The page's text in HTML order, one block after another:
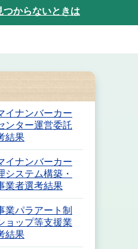
つからないときは
イナンバーカー
ンター運営委託
結果
イナンバーカー
システム構築・
業者選考結果
業パラアート制
ョップ等支援業
結果